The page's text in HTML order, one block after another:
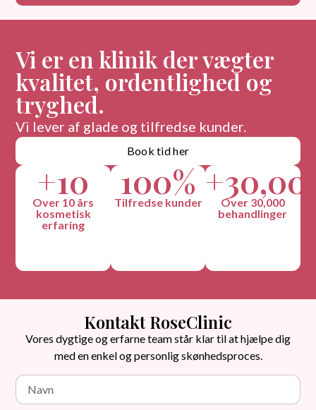
+10
Over 10 års
kosmetisk
erfaring
100%
Tilfredse kunder
+
Over 30,000
behandlinger
Vi er en klinik der vægter
kvalitet, ordentlighed og
tryghed.
Vi lever af glade og tilfredse kunder.
Book tid her
Kontakt RoseClinic
Vores dygtige og erfarne team står klar til at hjælpe dig
med en enkel og personlig skønhedsproces.